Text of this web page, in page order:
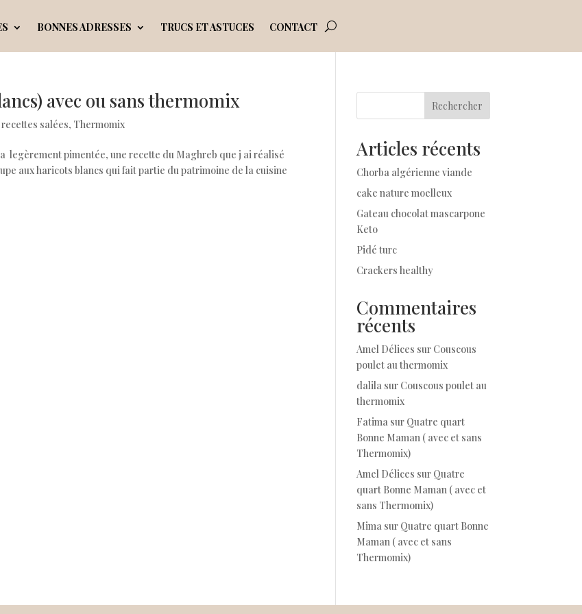
BONNES ADRESSES TRUCS ET ASTUCES CONTACT
avec ou sans thermomix
salées, Thermomix
legèrement pimentée, une recette du Maghreb que j ai réalisé
aux haricots blancs qui fait partie du patrimoine de la cuisine
Rechercher
Articles récents
Chorba algérienne viande
cake nature moelleux
Gateau chocolat mascarpone
Keto
Pidé turc
Crackers healthy
Commentaires
récents
Amel Délices sur Couscous
poulet au thermomix
dalila sur Couscous poulet au
thermomix
Fatima sur Quatre quart
Bonne Maman ( avec et sans
Thermomix)
Amel Délices sur Quatre
quart Bonne Maman ( avec et
sans Thermomix)
Mima sur Quatre quart Bonne
Maman ( avec et sans
Thermomix)